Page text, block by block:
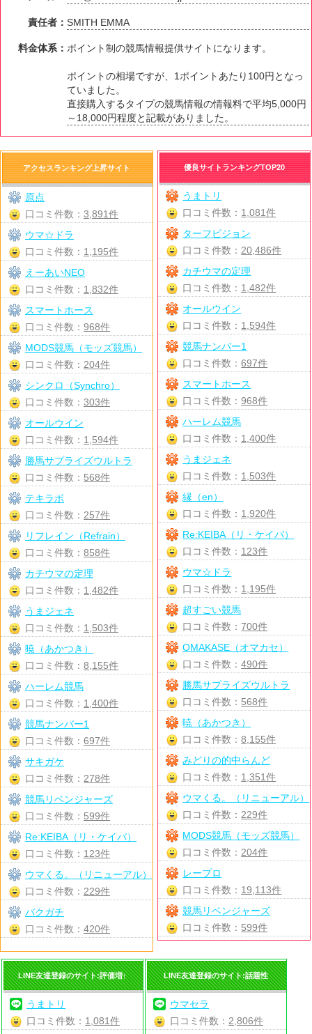
責任者：SMITH EMMA
料金体系： ポイント制の競馬情報提供サイトになります。
ポイントの相場ですが、1ポイントあたり100円となっ
ていました。
直接購入するタイプの競馬情報の情報料で平均5,000円
～18,000円程度と記載がありました。
優良サイトランキングTOP20
うまトリ
口コミ件数： 1,081件
ターフビジョン
口コミ件数： 20,486件
カチウマの定理
口コミ件数： 1,482件
オールウイン
口コミ件数： 1,594件
競馬ナンバー1
口コミ件数：697件
スマートホース
口コミ件数：968件
ハーレム競馬
口コミ件数： 1,400件
うまジェネ
口コミ件数： 1,503件
縁（en）
口コミ件数： 1,920件
Re:KEIBA（リ・ケイバ）
口コミ件数： 123件
ウマ☆ドラ
口コミ件数： 1,195件
超すごい競馬
口コミ件数：700件
OMAKASE（オマカセ）
口コミ件数：490件
勝馬サプライズウルトラ
口コミ件数： 568件
暁（あかつき）
口コミ件数：8,155件
みどりの的中らんど
口コミ件数： 1,351件
ウマくる。（リニューアル）
口コミ件数： 229件
MODS競馬（モッズ競馬）
口コミ件数： 204件
レープロ
口コミ件数： 19,113件
競馬リベンジャーズ
口コミ件数： 599件
アクセスランキング上昇サイト
原点
口コミ件数： 3,891件
ウマ☆ドラ
口コミ件数： 1,195件
えーあいNEO
口コミ件数： 1,832件
スマートホース
口コミ件数： 968件
MODS競馬（モッズ競馬）
口コミ件数： 204件
シンクロ（Synchro）
口コミ件数： 303件
オールウイン
口コミ件数： 1,594件
勝馬サプライズウルトラ
口コミ件数： 568件
テキラボ
口コミ件数： 257件
リフレイン（Refrain）
口コミ件数： 858件
カチウマの定理
口コミ件数： 1,482件
うまジェネ
口コミ件数： 1,503件
暁（あかつき）
口コミ件数： 8,155件
ハーレム競馬
口コミ件数： 1,400件
競馬ナンバー1
口コミ件数： 697件
サキガケ
口コミ件数： 278件
競馬リベンジャーズ
口コミ件数： 599件
Re:KEIBA（リ・ケイバ）
口コミ件数： 123件
ウマくる。（リニューアル）
口コミ件数： 229件
バクガチ
口コミ件数： 420件
LINE友達登録のサイト:評価増↑
うまトリ
口コミ件数： 1,081件
LINE友達登録のサイト:話題性
ウマセラ
口コミ件数： 2,806件